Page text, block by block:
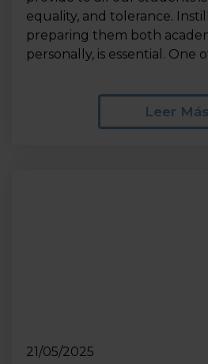
equality, and tolerance.
preparing them both
personally, is essential. One
Leer Más
21/05/2025